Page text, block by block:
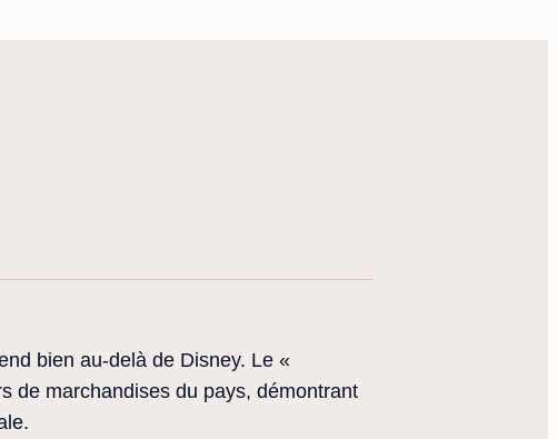
bien au-delà de Disney. Le «
de marchandises du pays, démontrant